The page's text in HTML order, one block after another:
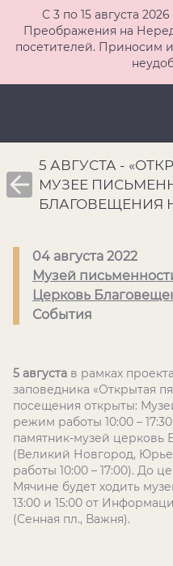
С 3 по 15 августа
Преображения на
посетителей. Приносим
5 АВГУСТА -
МУЗЕЕ
БЛАГОВЕЩЕНИЯ
04 августа 2022
Музей
Церковь
События
5 августа в рамках
заповедника «Открытая
посещения открыты:
режим работы 10:00 –
памятник-музей церковь
(Великий Новгород,
работы 10:00 – 17:00). До
Мячине будет ходить
13:00 и 15:00 от
(Сенная